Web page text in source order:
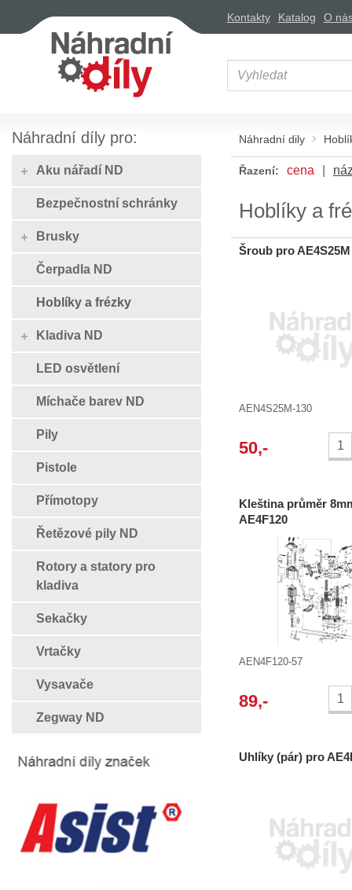
Kontakty Katalog O
Náhradní díly pro:
Aku nářadí ND
Bezpečnostní schránky
Brusky
Čerpadla ND
Hoblíky a frézky
Kladiva ND
LED osvětlení
Míchače barev ND
Pily
Pistole
Přímotopy
Řetězové pily ND
Rotory a statory pro
kladiva
Sekačky
Vrtačky
Vysavače
Zegway ND
Náhradní dily
Řazení: cena
Hoblíky a
Šroub pro AE4S25M
AEN4S25M-130
50,-
Kleština průměr
AE4F120
AEN4F120-57
89,-
Uhlíky (pár) pro